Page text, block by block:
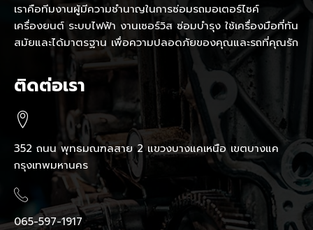
เราคือทีมงานผู้มีความชำนาญในการซ่อมรถมอเตอร์ไซค์
เครื่องยนต์ ระบบไฟฟ้า งานเซอร์วิส ซ่อมบำรุง ใช้เครื่องมือที่ทัน
สมัยและได้มาตรฐาน เพื่อความปลอดภัยของคุณและรถที่คุณรัก
ติดต่อเรา
352 ถนน พุทธมณฑลสาย 2 แขวงบางแคเหนือ เขตบางแค
กรุงเทพมหานคร
065-597-1917